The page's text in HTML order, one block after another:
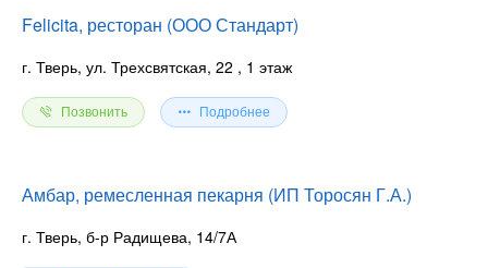
Felicita, ресторан (ООО Стандарт)
г. Тверь, ул. Трехсвятская, 22 , 1 этаж
Позвонить Подробнее
Амбар, ремесленная пекарня (ИП Торосян Г.А.)
г. Тверь, б-р Радищева, 14/7А